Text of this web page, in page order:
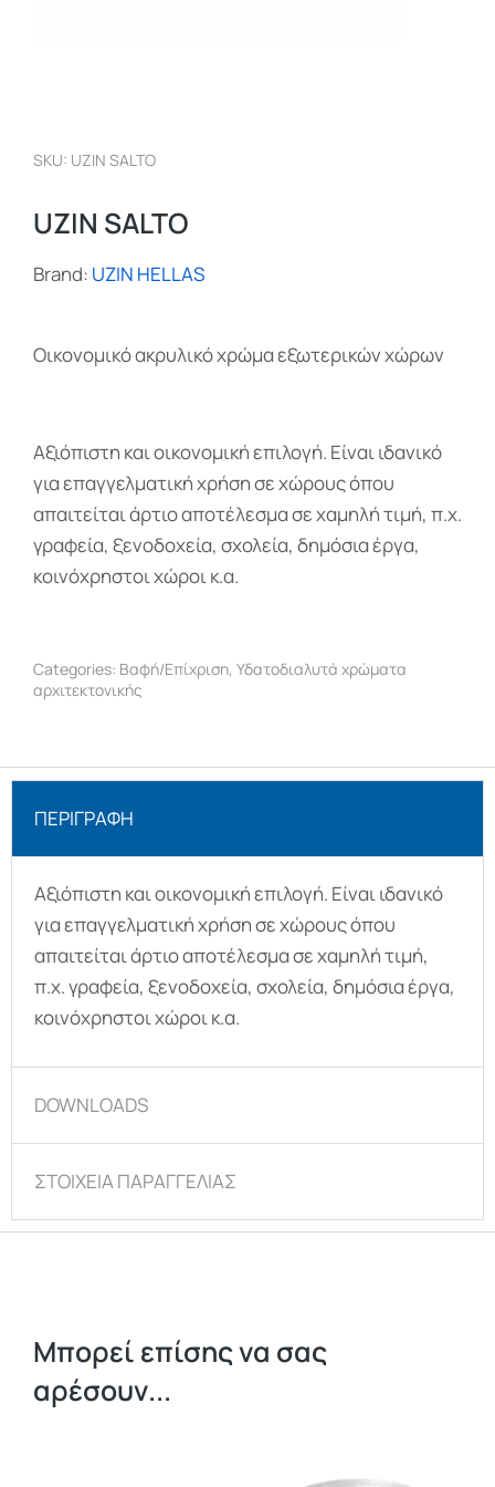
SKU: UZIN SALTO
UZIN SALTO
Brand: UZIN HELLAS
Οικονομικό ακρυλικό χρώμα εξωτερικών χώρων
Αξιόπιστη και οικονομική επιλογή. Είναι ιδανικό
για επαγγελματική χρήση σε χώρους όπου
απαιτείται άρτιο αποτέλεσμα σε χαμηλή τιμή, π.χ.
γραφεία, ξενοδοχεία, σχολεία, δημόσια έργα,
κοινόχρηστοι χώροι κ.α.
Categories: Βαφή/Επίχριση, Υδατοδιαλυτά χρώματα
αρχιτεκτονικής
ΠΕΡΙΓΡΑΦΉ
Αξιόπιστη και οικονομική επιλογή. Είναι ιδανικό
για επαγγελματική χρήση σε χώρους όπου
απαιτείται άρτιο αποτέλεσμα σε χαμηλή τιμή,
π.χ. γραφεία, ξενοδοχεία, σχολεία, δημόσια έργα,
κοινόχρηστοι χώροι κ.α.
DOWNLOADS
ΣΤΟΙΧΕΙΑ ΠΑΡΑΓΓΕΛΙΑΣ
Μπορεί επίσης να σας
αρέσουν...